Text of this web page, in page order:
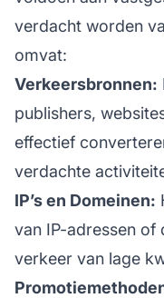
verdacht worden
omvat:
Verkeersbronnen:
publishers,
effectief
verdachte
IP’s en Domeinen:
van IP-adressen of
verkeer van lage